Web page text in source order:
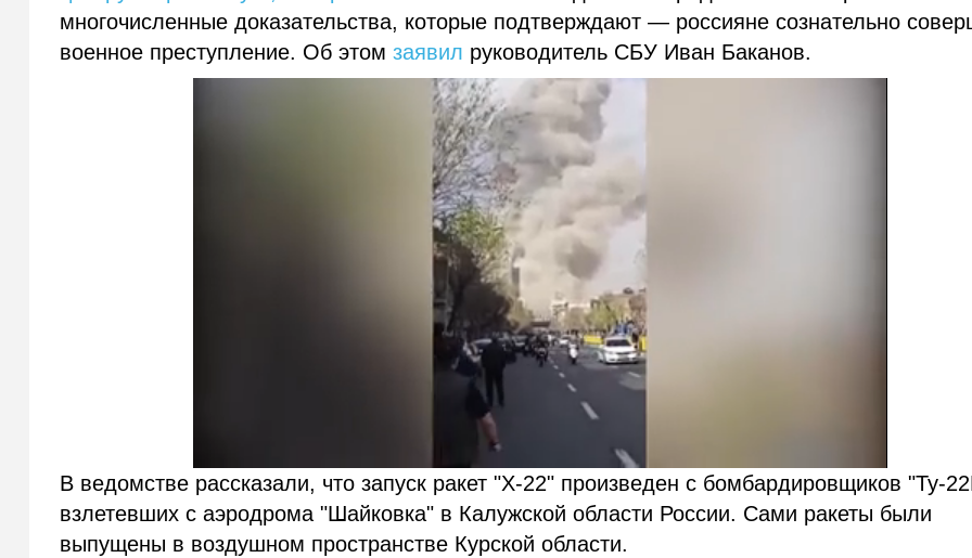
многочисленные доказательства, которые подтверждают — россияне сознательно
военное преступление. Об этомзаявил руководитель СБУ Иван Баканов.
В ведомстве рассказали, что запуск ракет "Х-22" произведен с бомбардировщиков "Ту-
взлетевших с аэродрома "Шайковка" в Калужской области России. Сами ракеты были
выпущены в воздушном пространстве Курской области.